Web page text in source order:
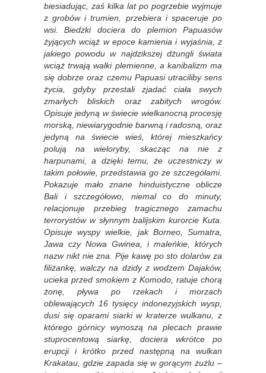
biesiadując, zaś kilka lat po pogrzebie wyjmuje
z grobów i trumien, przebiera i spaceruje po
wsi. Biedzki dociera do plemion Papuasów
żyjących wciąż w epoce kamienia i wyjaśnia, z
jakiego powodu w najdzikszej dżungli świata
wciąż trwają walki plemienne, a kanibalizm ma
się dobrze oraz czemu Papuasi utraciliby sens
życia, gdyby przestali zjadać ciała swych
zmarłych bliskich oraz zabitych wrogów.
Opisuje jedyną w świecie wielkanocną procesję
morską, niewiarygodnie barwną i radosną, oraz
jedyną na świecie wieś, której mieszkańcy
polują na wieloryby, skacząc na nie z
harpunami, a dzięki temu, że uczestniczy w
takim połowie, przedstawia go ze szczegółami.
Pokazuje mało znane hinduistyczne oblicze
Bali i szczegółowo, niemal co do minuty,
relacjonuje przebieg tragicznego zamachu
terrorystów w słynnym balijskim kurorcie Kuta.
Opisuje wyspy wielkie, jak Borneo, Sumatra,
Jawa czy Nowa Gwinea, i maleńkie, których
nazw nikt nie zna. Pije kawę po sto dolarów za
filiżankę, walczy na dzidy z wodzem Dajaków,
ucieka przed smokiem z Komodo, ratuje chorą
żonę, pływa po rzekach i morzach
oblewających 16 tysięcy indonezyjskich wysp,
dusi się oparami siarki w kraterze wulkanu, z
którego górnicy wynoszą na plecach prawie
stuprocentową siarkę, dociera wkrótce po
erupcji i krótko przed następną na wulkan
Krakatau, gdzie zapada się w gorącym żużlu ‒